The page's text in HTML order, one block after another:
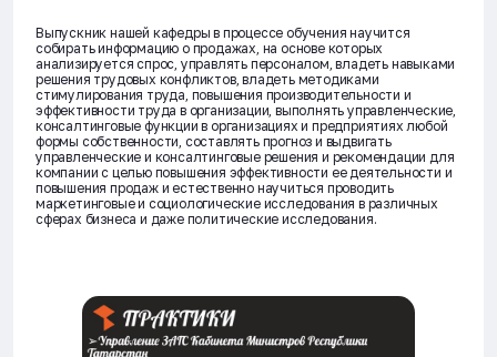
Выпускник нашей кафедры в процессе обучения научится
собирать информацию о продажах, на основе которых
анализируется спрос, управлять персоналом, владеть навыками
решения трудовых конфликтов, владеть методиками
стимулирования труда, повышения производительности и
эффективности труда в организации, выполнять управленческие,
консалтинговые функции в организациях и предприятиях любой
формы собственности, составлять прогноз и выдвигать
управленческие и консалтинговые решения и рекомендации для
компании с целью повышения эффективности ее деятельности и
повышения продаж и естественно научиться проводить
маркетинговые и социологические исследования в различных
сферах бизнеса и даже политические исследования.